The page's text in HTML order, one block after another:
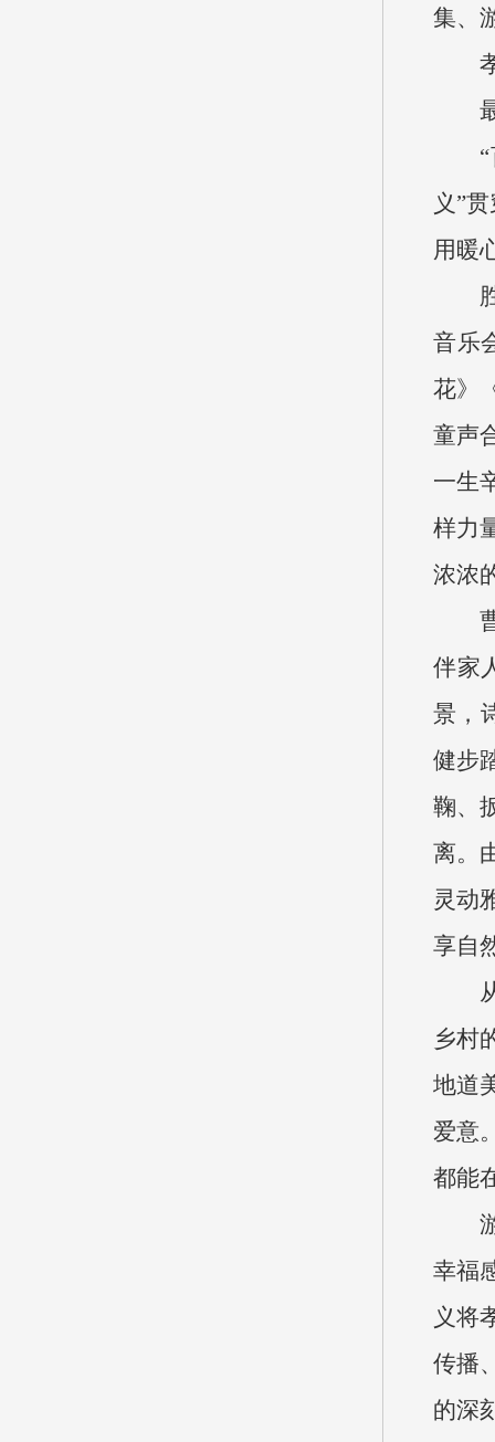
集、
义”
用暖
音乐
花》
童声
一生
样力
浓浓
伴家
景，
健步
鞠、
离。
灵动
享自
乡村
地道
爱意
都能
幸福
义将
传播
的深